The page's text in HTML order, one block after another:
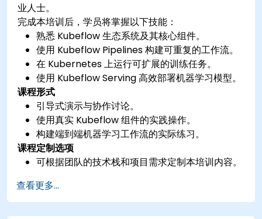
业人士。
完成本培训后，学员将掌握以下技能：
熟悉 Kubeflow 生态系统及其核心组件。
使用 Kubeflow Pipelines 构建可重复的工作流。
在 Kubernetes 上运行可扩展的训练任务。
使用 Kubeflow Serving 高效部署机器学习模型。
课程形式
引导式演示与协作讨论。
使用真实 Kubeflow 组件的实践操作。
构建端到端机器学习工作流的实际练习。
课程定制选项
可根据团队的技术栈和项目需求定制本培训内容。
查看更多...